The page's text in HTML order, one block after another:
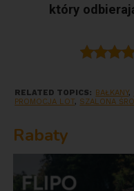
który
RELATED TOPICS: BAŁKANY,
PROMOCJA LOT, SZALONA
Rabaty